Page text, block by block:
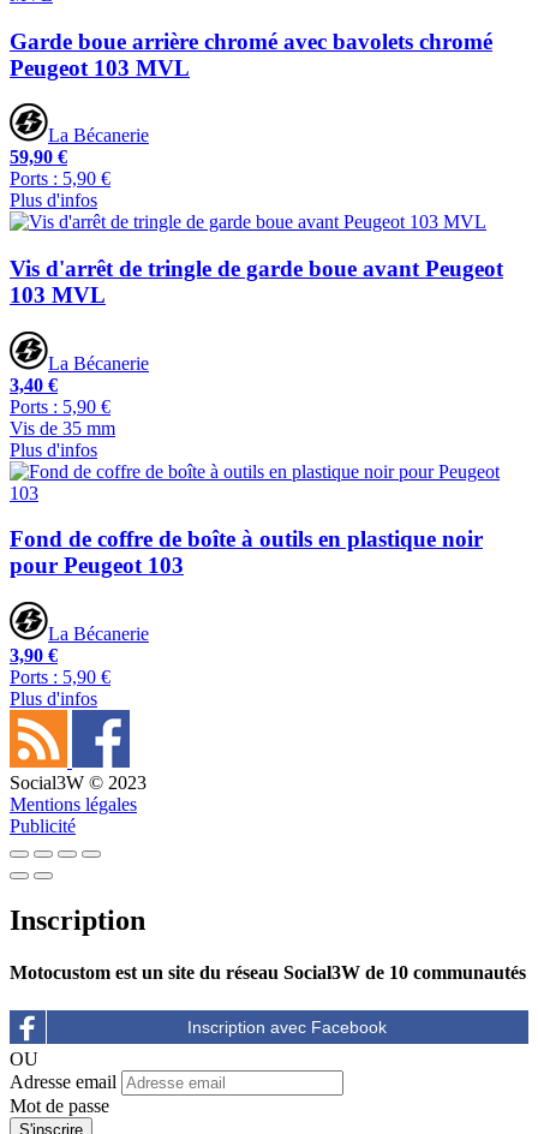
Garde boue arrière chromé avec bavolets chromé
Peugeot 103 MVL
La Bécanerie
59,90 €
Ports : 5,90 €
Plus d'infos
Vis d'arrêt de tringle de garde boue avant Peugeot
103 MVL
La Bécanerie
3,40 €
Ports : 5,90 €
Vis de 35 mm
Plus d'infos
Fond de coffre de boîte à outils en plastique noir
pour Peugeot 103
La Bécanerie
3,90 €
Ports : 5,90 €
Plus d'infos
Social3W © 2023
Mentions légales
Publicité
Inscription
Motocustom est un site du réseau Social3W de 10 communautés
OU
Adresse email
Mot de passe